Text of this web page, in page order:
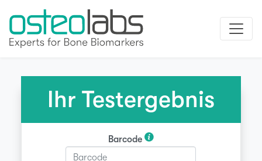
Ihr Testergebnis
Barcode